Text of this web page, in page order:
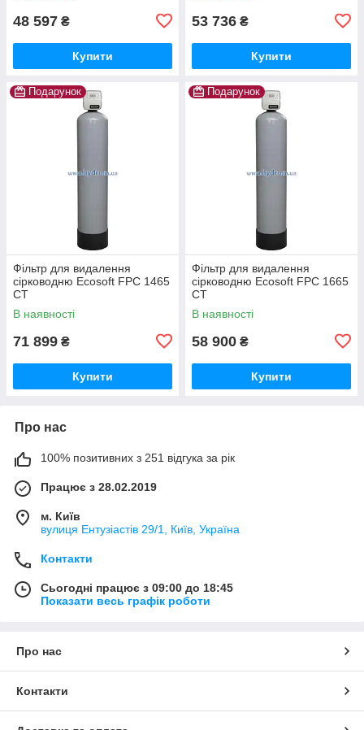
48 597 ₴
Купити
53 736 ₴
Купити
Подарунок
Фільтр для видалення
сірководню Ecosoft FPC 1465
CT
В наявності
71 899 ₴
Купити
Подарунок
Фільтр для видалення
сірководню Ecosoft FPC 1665
CT
В наявності
58 900 ₴
Купити
Про нас
100% позитивних з 251 відгука за рік
Працює з 28.02.2019
м. Київ
вулиця Ентузіастів 29/1, Київ, Україна
Контакти
Сьогодні працює з 09:00 до 18:45
Показати весь графік роботи
Про нас
Контакти